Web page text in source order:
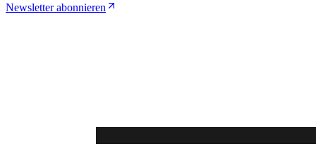
Newsletter abonnieren